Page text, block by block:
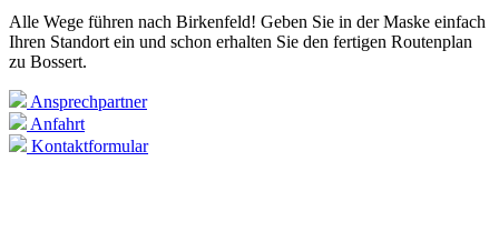
Alle Wege führen nach Birkenfeld! Geben Sie in der Maske einfach
Ihren Standort ein und schon erhalten Sie den fertigen Routenplan
zu Bossert.
Ansprechpartner
Anfahrt
Kontaktformular